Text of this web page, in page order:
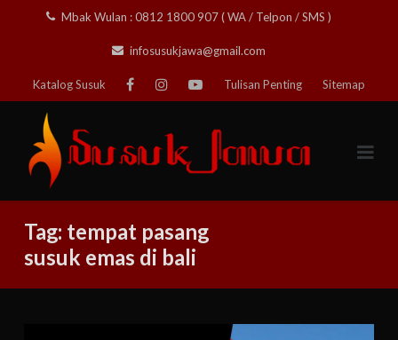
Mbak Wulan : 0812 1800 907 ( WA / Telpon / SMS )
infosusukjawa@gmail.com
Katalog Susuk Tulisan Penting Sitemap
Tag: tempat pasang
susuk emas di bali